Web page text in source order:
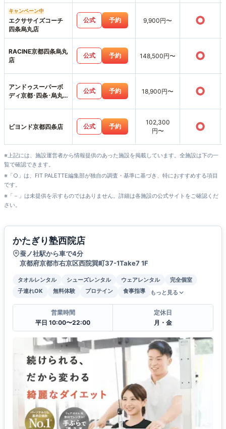
キャンペーン中
エクササイズコーチ
四条烏丸店
公式 予約 9,900円〜 ○
RACINE京都四条烏丸
店
公式 予約 148,500円〜 ○
アンドゥスーパーボ
ディ京都･四条･烏丸
公式 予約 18,900円〜 ○
ビヨンド京都四条店 公式 予約
102,300
円〜
○
※上記には、施設運営者から情報提供のあった施設を掲載しています。全施設は下の一
覧で確認できます。
※「○」は、FIT PALETTE編集部が独自の調査・基準に基づき、特におすすめする項目
です。
※「－」は未提供を示すものではありません。詳細は各施設の公式サイトをご確認くだ
さい。
かたぎり塾西院店
蚕ノ社駅から車で4分
京都府京都市右京区西院巽町37-1Take7 1F
タオルレンタル シューズレンタル ウェアレンタル
完全個室
子連れOK
無料体験 プロテイン 食事指導 もっと見る
営業時間
平日 10:00〜22:00
定休日
月・金